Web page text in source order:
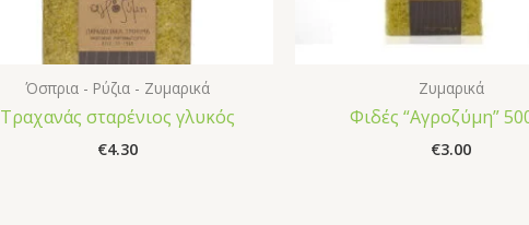
Όσπρια - Ρύζια - Ζυμαρικά
Τραχανάς σταρένιος γλυκός
€4.30
Ζυμαρικά
Φιδές “Αγροζύμη”
€3.00